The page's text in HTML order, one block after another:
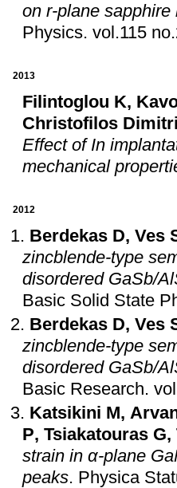
on r-plane
Physics.
2013
Filintoglou K,
Christofilos
Effect of In
mechanical
2012
Berdekas D, Ves
zincblende-type
disordered GaSb/
Basic Solid State
Berdekas D, Ves
zincblende-type
disordered GaSb/
Basic Research.
Katsikini M,
P, Tsiakatouras G,
strain in α-plane
peaks. Physica